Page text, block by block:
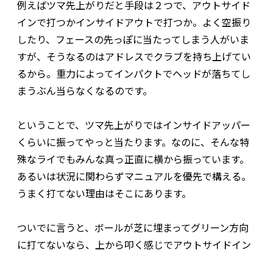
例えばツマ先上がりだと手段は２つで、アウトサイド
インで打つかインサイドアウトで打つか。よく空振り
したり、フェースの先っぽに当たってしまう人がいま
すが、そうなるのはアドレスでクラブを持ち上げてい
るから。重力によってインパクトでヘッドが落ちてし
まうぶん当らなくなるのです。
ということで、ツマ先上がりではインサイドアッパー
くらいに振ってやっと当たります。なのに、そんな特
殊なライでもみんな真っ正直に横から振っています。
あるいは状況に関わらずマニュアルを優先で構える。
うまく打てない理由はそこにあります。
ついでに言うと、ボールが芝に埋まってグリーン方向
に打てないなら、上から叩く感じでアウトサイドイン